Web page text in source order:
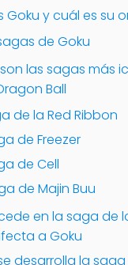
Goku y cuál es su
de Goku
las sagas más
Ball
de la Red Ribbon
de Freezer
de Cell
de Majin Buu
en la saga de
a Goku
desarrolla la saga